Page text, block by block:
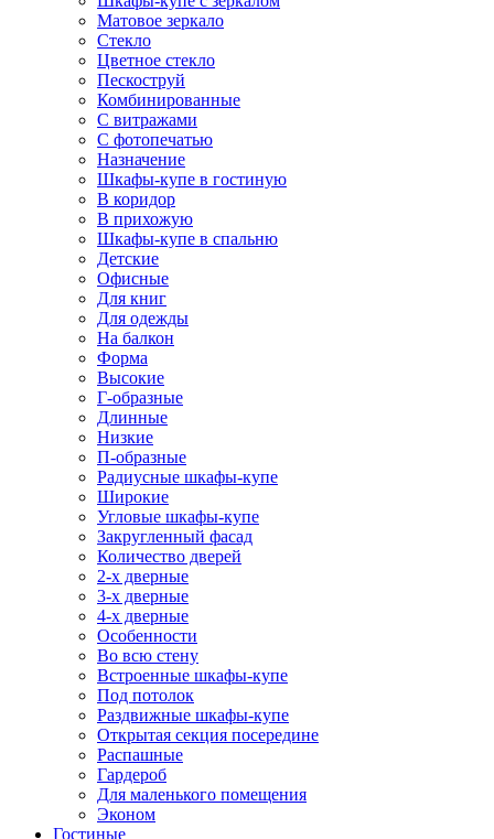
Матовое зеркало
Стекло
Цветное стекло
Пескоструй
Комбинированные
С витражами
С фотопечатью
Назначение
Шкафы-купе в гостиную
В коридор
В прихожую
Шкафы-купе в спальню
Детские
Офисные
Для книг
Для одежды
На балкон
Форма
Высокие
Г-образные
Длинные
Низкие
П-образные
Радиусные шкафы-купе
Широкие
Угловые шкафы-купе
Закругленный фасад
Количество дверей
2-х дверные
3-х дверные
4-х дверные
Особенности
Во всю стену
Встроенные шкафы-купе
Под потолок
Раздвижные шкафы-купе
Открытая секция посередине
Распашные
Гардероб
Для маленького помещения
Эконом
Гостиные